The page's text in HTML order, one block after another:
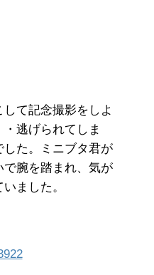
て記念撮影をしよ
逃げられてしま
た。ミニブタ君が
で腕を踏まれ、気が
ました。